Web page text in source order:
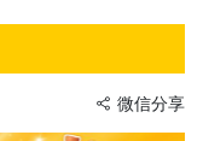
微信分享